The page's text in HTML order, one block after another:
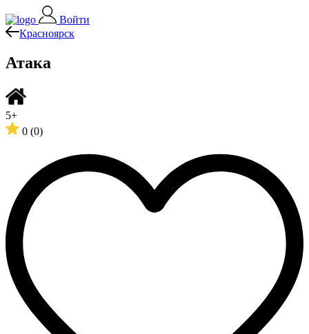
Войти
Красноярск
Атака
5+
0 (0)